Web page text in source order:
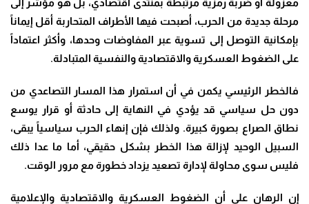
معزولة أو ضربة رمزية مرتبطة بمنتدى اقتصادي، بل هو مؤشر إلى
مرحلة جديدة من الحرب، أصبحت فيها الأطراف المتحاربة أقل إيماناً
بإمكانية التوصل إلى تسوية عبر المفاوضات وحدها، وأكثر اعتماداً
على الضغوط العسكرية والاقتصادية والنفسية المتبادلة.
فالخطر الرئيسي يكمن في أن استمرار هذا المسار التصاعدي من
دون حل سياسي قد يؤدي في النهاية إلى حادثة أو قرار يوسع
نطاق الصراع بصورة كبيرة. ولذلك فإن إنهاء الحرب سياسياً يبقى،
السبيل الوحيد لإزالة هذا الخطر بشكل حقيقي، أما ما عدا ذلك
فليس سوى محاولة لإدارة تصعيد يزداد خطورة مع مرور الوقت.
إن الرهان على أن الضغوط العسكرية والاقتصادية والإعلامية